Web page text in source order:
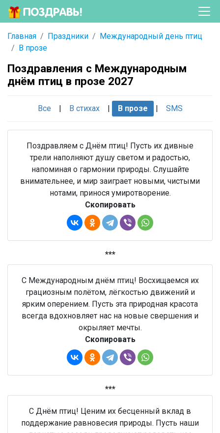
Главная Праздники
Международный день птиц
В прозе
Поздравления с Международным
днём птиц в прозе 2027
Все В стихах В прозе SMS
Поздравляем с Днём птиц! Пусть их дивные
трели наполняют душу светом и радостью,
напоминая о гармонии природы. Слушайте
внимательнее, и мир заиграет новыми, чистыми
нотами, принося умиротворение.
Скопировать
***
С Международным днём птиц! Восхищаемся их
грациозным полётом, лёгкостью движений и
ярким оперением. Пусть эта природная красота
всегда вдохновляет нас на новые свершения и
окрыляет мечты.
Скопировать
***
С Днём птиц! Ценим их бесценный вклад в
поддержание равновесия природы. Пусть наши